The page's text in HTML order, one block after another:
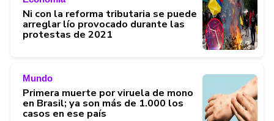
Ni con la reforma tributaria se puede
arreglar lío provocado durante las
protestas de 2021
Mundo
Primera muerte por viruela de mono
en Brasil; ya son más de 1.000 los
casos en ese país